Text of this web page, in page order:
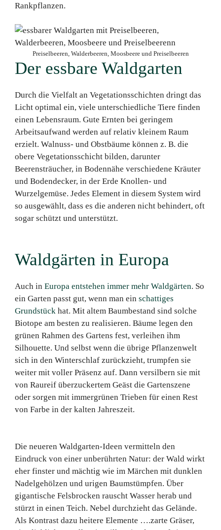
Rankpflanzen.
Preiselbeeren, Walderbeeren, Moosbeere und Preiselbeeren
Der essbare Waldgarten
Durch die Vielfalt an Vegetationsschichten dringt das
Licht optimal ein, viele unterschiedliche Tiere finden
einen Lebensraum. Gute Ernten bei geringem
Arbeitsaufwand werden auf relativ kleinem Raum
erzielt. Walnuss- und Obstbäume können z. B. die
obere Vegetationsschicht bilden, darunter
Beerensträucher, in Bodennähe verschiedene Kräuter
und Bodendecker, in der Erde Knollen- und
Wurzelgemüse. Jedes Element in diesem System wird
so ausgewählt, dass es die anderen nicht behindert, oft
sogar schützt und unterstützt.
Waldgärten in Europa
Auch in Europa entstehen immer mehr Waldgärten. So
ein Garten passt gut, wenn man ein schattiges
Grundstück hat. Mit altem Baumbestand sind solche
Biotope am besten zu realisieren. Bäume legen den
grünen Rahmen des Gartens fest, verleihen ihm
Silhouette. Und selbst wenn die übrige Pflanzenwelt
sich in den Winterschlaf zurückzieht, trumpfen sie
weiter mit voller Präsenz auf. Dann versilbern sie mit
von Raureif überzuckertem Geäst die Gartenszene
oder sorgen mit immergrünen Trieben für einen Rest
von Farbe in der kalten Jahreszeit.
Die neueren Waldgarten-Ideen vermitteln den
Eindruck von einer unberührten Natur: der Wald wirkt
eher finster und mächtig wie im Märchen mit dunklen
Nadelgehölzen und urigen Baumstümpfen. Über
gigantische Felsbrocken rauscht Wasser herab und
stürzt in einen Teich. Nebel durchzieht das Gelände.
Als Kontrast dazu heitere Elemente ….zarte Gräser,